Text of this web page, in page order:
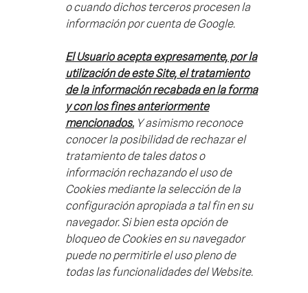
o cuando dichos terceros procesen la
información por cuenta de Google.
El Usuario acepta expresamente, por la
utilización de este Site, el tratamiento
de la información recabada en la forma
y con los fines anteriormente
mencionados. Y asimismo reconoce
conocer la posibilidad de rechazar el
tratamiento de tales datos o
información rechazando el uso de
Cookies mediante la selección de la
configuración apropiada a tal fin en su
navegador. Si bien esta opción de
bloqueo de Cookies en su navegador
puede no permitirle el uso pleno de
todas las funcionalidades del Website.